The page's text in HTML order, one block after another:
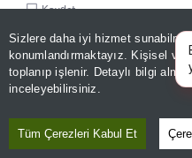
Sizlere daha iyi hizmet
konumlandırmaktayız. Kişisel
toplanıp işlenir. Detaylı bilgi
inceleyebilirsiniz.
Tüm Çerezleri Kabul Et
Kaydet
Tramvayda telefon çalıp
görevlisinin hırsıza
kamerada
Kaydet